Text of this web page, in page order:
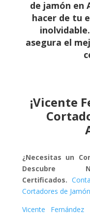
de jamón en
hacer de tu
asegura el
¡Vicente
¿Necesitas un
Descubre
Certificados.
Cortadores de
Vicente